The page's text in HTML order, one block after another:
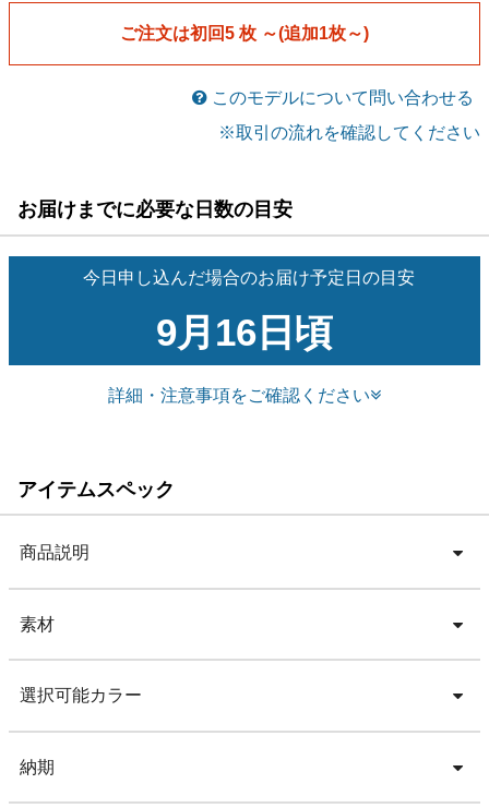
男女兼用ゲームパンツ[w2jq0005]
メーカー希望小売価格￥8,360 ￥7,100税込
男女兼用ゲームパンツ[w2jq0005]
メーカー希望小売価格￥8,360 ￥6,680税込
ご注文は初回5 枚 ～(追加1枚～)
このモデルについて問い合わせる
※取引の流れを確認してください
お届けまでに必要な日数の目安
今日申し込んだ場合のお届け予定日の目安
9月16日頃
詳細・注意事項をご確認ください
アイテムスペック
商品説明
素材
選択可能カラー
納期